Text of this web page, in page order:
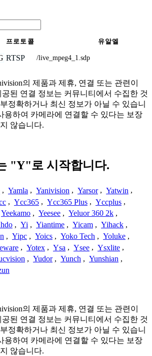
프로토콜 유알엘
RTSP /live_mpeg4_1.sdp
의 제품과 제휴, 연결 또는 관련이
된 연결 정보는 커뮤니티에서 수집한 것
정확하거나 최신 정보가 아닐 수 있습니
용하여 카메라에 연결할 수 있다는 보장
않습니다.
"Y"로 시작합니다.
, Yamla , Yanivision , Yarsor , Yatwin ,
, Ycc365 , Ycc365 Plus , Yccplus ,
Yeekamo , Yeesee , Yeluor 360 2k ,
, Yi , Yiantime , Yicam , Yihack ,
, Yipc , Yoics , Yoko Tech , Yoluke ,
, Yotex , Ysa , Ysee , Ysxlite ,
, Yudor , Yunch , Yunshian ,
의 제품과 제휴, 연결 또는 관련이
된 연결 정보는 커뮤니티에서 수집한 것
정확하거나 최신 정보가 아닐 수 있습니
용하여 카메라에 연결할 수 있다는 보장
않습니다.